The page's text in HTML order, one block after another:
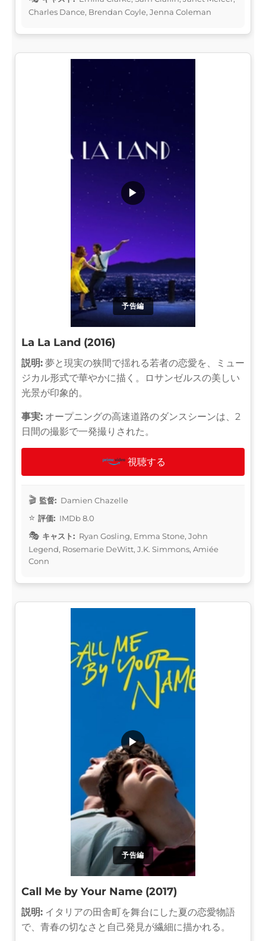
Charles Dance, Brendan Coyle, Jenna Coleman
予告編
▶
La La Land (2016)
説明: 夢と現実の狭間で揺れる若者の恋愛を、ミュー
ジカル形式で華やかに描く。ロサンゼルスの美しい
光景が印象的。
事実: オープニングの高速道路のダンスシーンは、2
日間の撮影で一発撮りされた。
視聴する
監督: Damien Chazelle
評価: IMDb 8.0
キャスト: Ryan Gosling, Emma Stone, John
Legend, Rosemarie DeWitt, J.K. Simmons, Amiée
Conn
予告編
▶
Call Me by Your Name (2017)
説明: イタリアの田舎町を舞台にした夏の恋愛物語
で、青春の切なさと自己発見が繊細に描かれる。